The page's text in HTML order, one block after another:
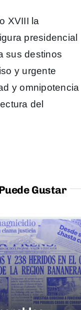
XVIII la
presidencial
sus destinos
y urgente
y omnipotencia
del
Gustar